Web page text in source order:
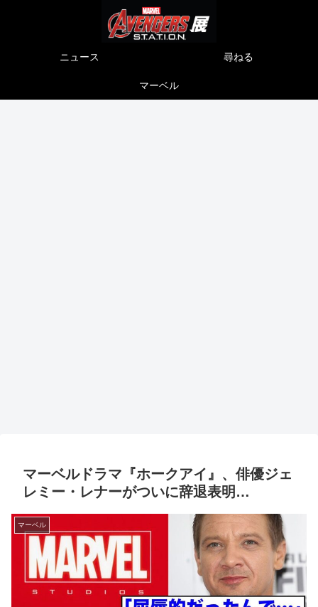
ニュース 尋ねる
マーベル
マーベルドラマ『ホークアイ』、俳優ジェ
レミー・レナーがついに辞退表明…
マーベル